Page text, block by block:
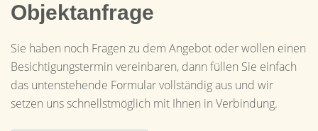
Objektanfrage
Sie haben noch Fragen zu dem Angebot oder wollen einen
Besichtigungstermin vereinbaren, dann füllen Sie einfach
das untenstehende Formular vollständig aus und wir
setzen uns schnellstmöglich mit Ihnen in Verbindung.